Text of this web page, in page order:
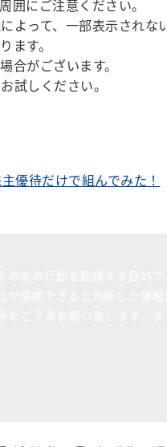
にご注意ください。
って、一部表示されな
ます。
がございます。
試しください。
優待だけで組んでみた！